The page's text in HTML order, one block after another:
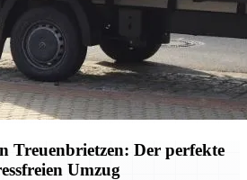
Treuenbrietzen: Der perfekte
Umzug